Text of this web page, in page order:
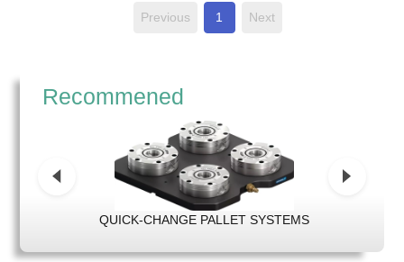
Previous
1 Next
Recommened
QUICK-CHANGE PALLET SYSTEMS